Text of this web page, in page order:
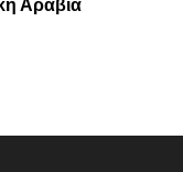
Αραβία